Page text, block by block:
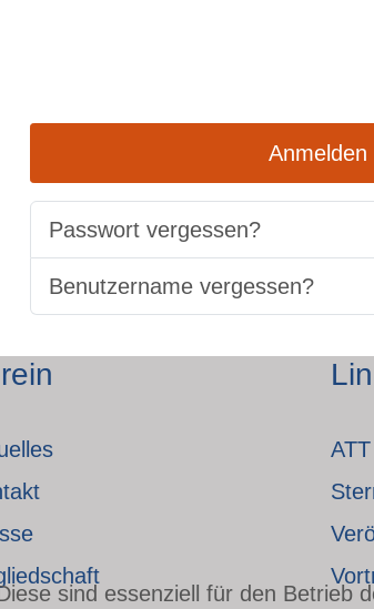
Anmelden
Passwort vergessen?
Benutzername vergessen?
ATT
sind essenziell für den Betrieb